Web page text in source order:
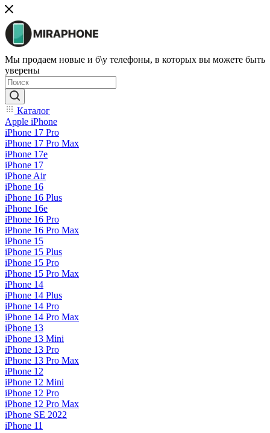
Мы продаем новые и б\у телефоны, в которых вы можете быть
уверены
Каталог
Apple iPhone
iPhone 17 Pro
iPhone 17 Pro Max
iPhone 17e
iPhone 17
iPhone Air
iPhone 16
iPhone 16 Plus
iPhone 16e
iPhone 16 Pro
iPhone 16 Pro Max
iPhone 15
iPhone 15 Plus
iPhone 15 Pro
iPhone 15 Pro Max
iPhone 14
iPhone 14 Plus
iPhone 14 Pro
iPhone 14 Pro Max
iPhone 13
iPhone 13 Mini
iPhone 13 Pro
iPhone 13 Pro Max
iPhone 12
iPhone 12 Mini
iPhone 12 Pro
iPhone 12 Pro Max
iPhone SE 2022
iPhone 11